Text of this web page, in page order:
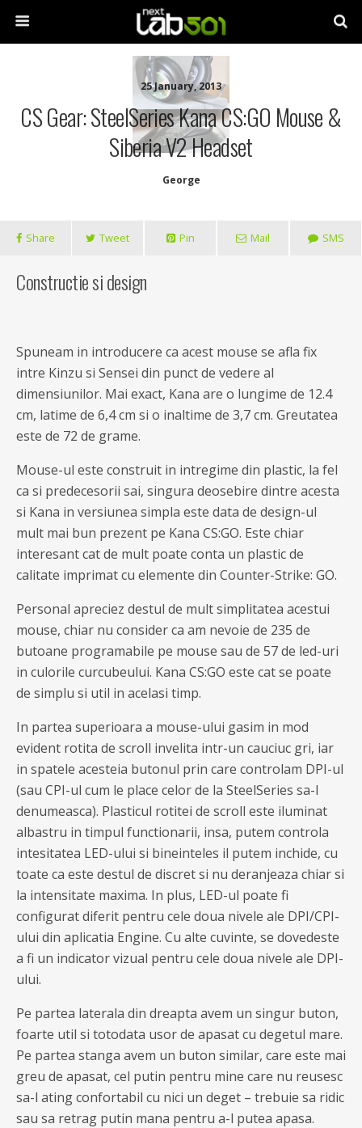
25 January, 2013
CS Gear: SteelSeries Kana CS:GO Mouse &
Siberia V2 Headset
George
Share Tweet Pin Mail SMS
Constructie si design
Spuneam in introducere ca acest mouse se afla fix
intre Kinzu si Sensei din punct de vedere al
dimensiunilor. Mai exact, Kana are o lungime de 12.4
cm, latime de 6,4 cm si o inaltime de 3,7 cm. Greutatea
este de 72 de grame.
Mouse-ul este construit in intregime din plastic, la fel
ca si predecesorii sai, singura deosebire dintre acesta
si Kana in versiunea simpla este data de design-ul
mult mai bun prezent pe Kana CS:GO. Este chiar
interesant cat de mult poate conta un plastic de
calitate imprimat cu elemente din Counter-Strike: GO.
Personal apreciez destul de mult simplitatea acestui
mouse, chiar nu consider ca am nevoie de 235 de
butoane programabile pe mouse sau de 57 de led-uri
in culorile curcubeului. Kana CS:GO este cat se poate
de simplu si util in acelasi timp.
In partea superioara a mouse-ului gasim in mod
evident rotita de scroll invelita intr-un cauciuc gri, iar
in spatele acesteia butonul prin care controlam DPI-ul
(sau CPI-ul cum le place celor de la SteelSeries sa-l
denumeasca). Plasticul rotitei de scroll este iluminat
albastru in timpul functionarii, insa, putem controla
intesitatea LED-ului si bineinteles il putem inchide, cu
toate ca este destul de discret si nu deranjeaza chiar si
la intensitate maxima. In plus, LED-ul poate fi
configurat diferit pentru cele doua nivele ale DPI/CPI-
ului din aplicatia Engine. Cu alte cuvinte, se dovedeste
a fi un indicator vizual pentru cele doua nivele ale DPI-
ului.
Pe partea laterala din dreapta avem un singur buton,
foarte util si totodata usor de apasat cu degetul mare.
Pe partea stanga avem un buton similar, care este mai
greu de apasat, cel putin pentru mine care nu reusesc
sa-l ating confortabil cu nici un deget – trebuie sa ridic
sau sa retrag putin mana pentru a-l putea apasa.